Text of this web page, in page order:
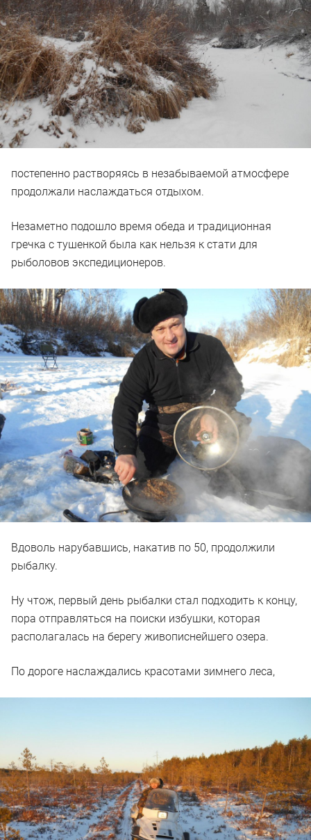
постепенно растворяясь в незабываемой атмосфере
продолжали наслаждаться отдыхом.
Незаметно подошло время обеда и традиционная
гречка с тушенкой была как нельзя к стати для
рыболовов экспедиционеров.
Вдоволь нарубавшись, накатив по 50, продолжили
рыбалку.
Ну чтож, первый день рыбалки стал подходить к концу,
пора отправляться на поиски избушки, которая
располагалась на берегу живописнейшего озера.
По дороге наслаждались красотами зимнего леса,